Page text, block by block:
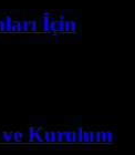
İçin
Kurulum